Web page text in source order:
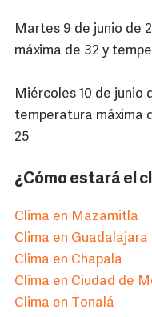
Martes 9 de junio de
máxima de 32 y
Miércoles 10 de junio
temperatura máxima
25
¿Cómo estará el
Clima en Mazamitla
Clima en Guadalajara
Clima en Chapala
Clima en Ciudad de
Clima en Tonalá